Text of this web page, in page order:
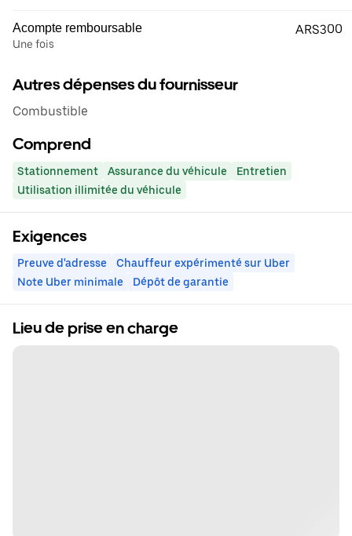
Acompte remboursable
Une fois
ARS300
Autres dépenses du fournisseur
Combustible
Comprend
Stationnement Assurance du véhicule
Entretien
Utilisation illimitée du véhicule
Exigences
Preuve d'adresse
Chauffeur expérimenté sur Uber
Note Uber minimale
Dépôt de garantie
Lieu de prise en charge